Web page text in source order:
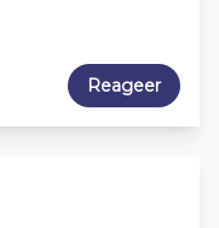
Reageer